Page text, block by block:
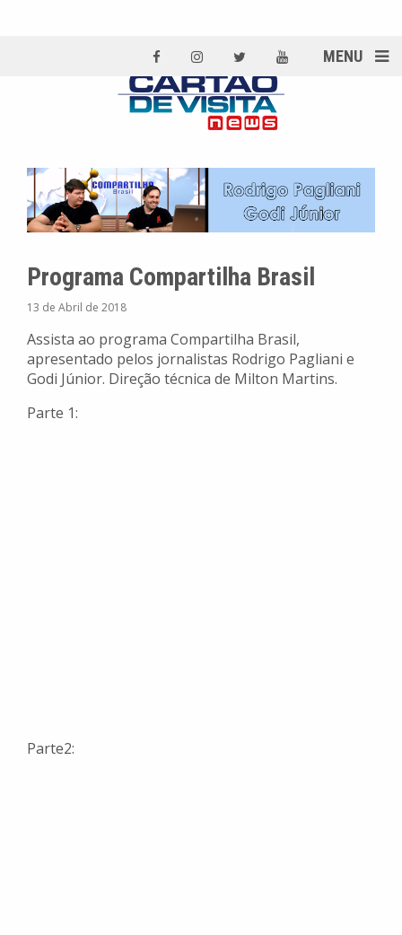
MENU
Programa Compartilha Brasil
13 de Abril de 2018
Assista ao programa Compartilha Brasil,
apresentado pelos jornalistas Rodrigo Pagliani e
Godi Júnior. Direção técnica de Milton Martins.
Parte 1:
Parte2: